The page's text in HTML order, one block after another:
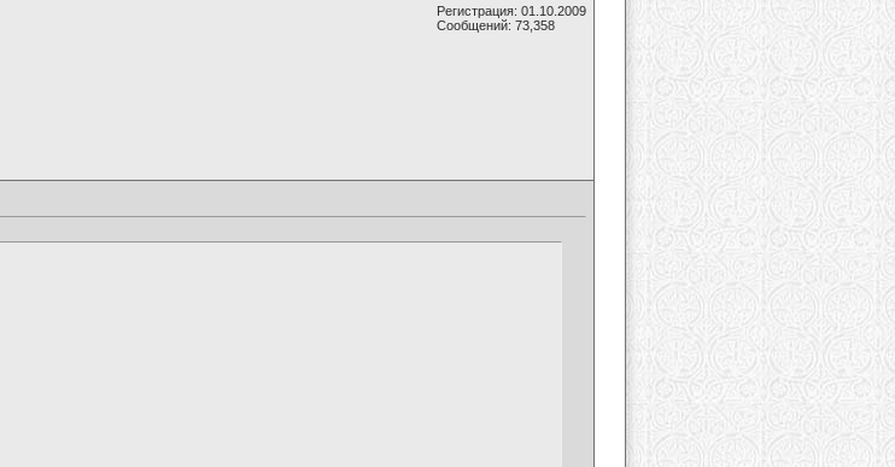
Регистрация: 01.10.2009
Сообщений: 73,358